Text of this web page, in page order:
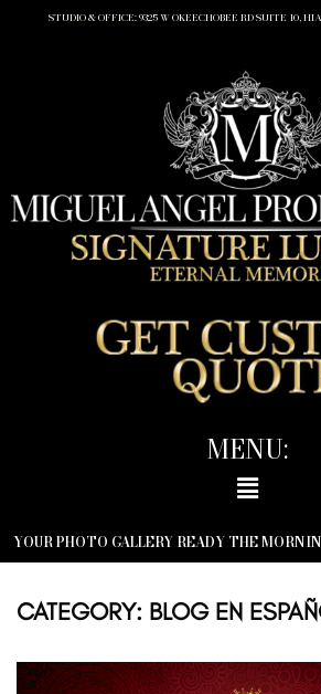
STUDIO & OFFICE: 9325 W OKEECHOBEE RD SUITE 10,
MENU:
YOUR PHOTO GALLERY READY THE
CATEGORY: BLOG EN